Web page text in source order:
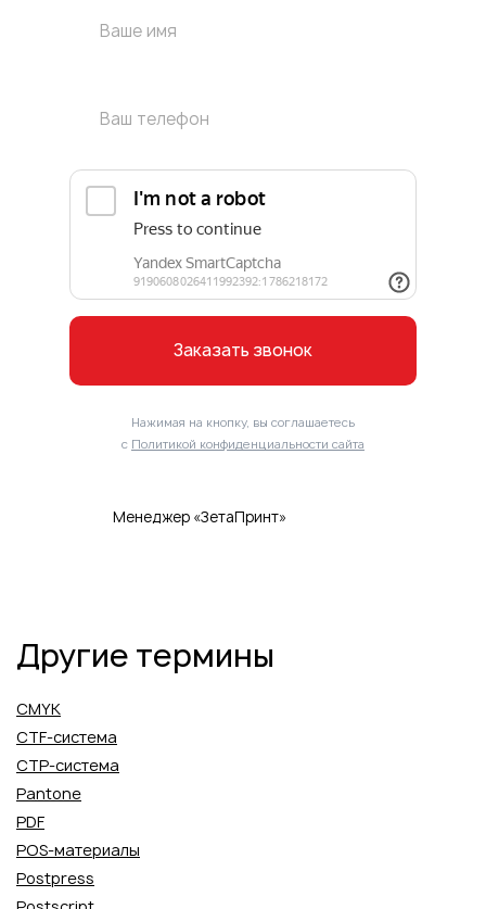
Менеджер «ЗетаПринт»
Заказать звонок
Нажимая на кнопку, вы соглашаетесь
с Политикой конфиденциальности сайта
Другие термины
CMYK
CTF-система
CTP-система
Pantone
PDF
POS-материалы
Postpress